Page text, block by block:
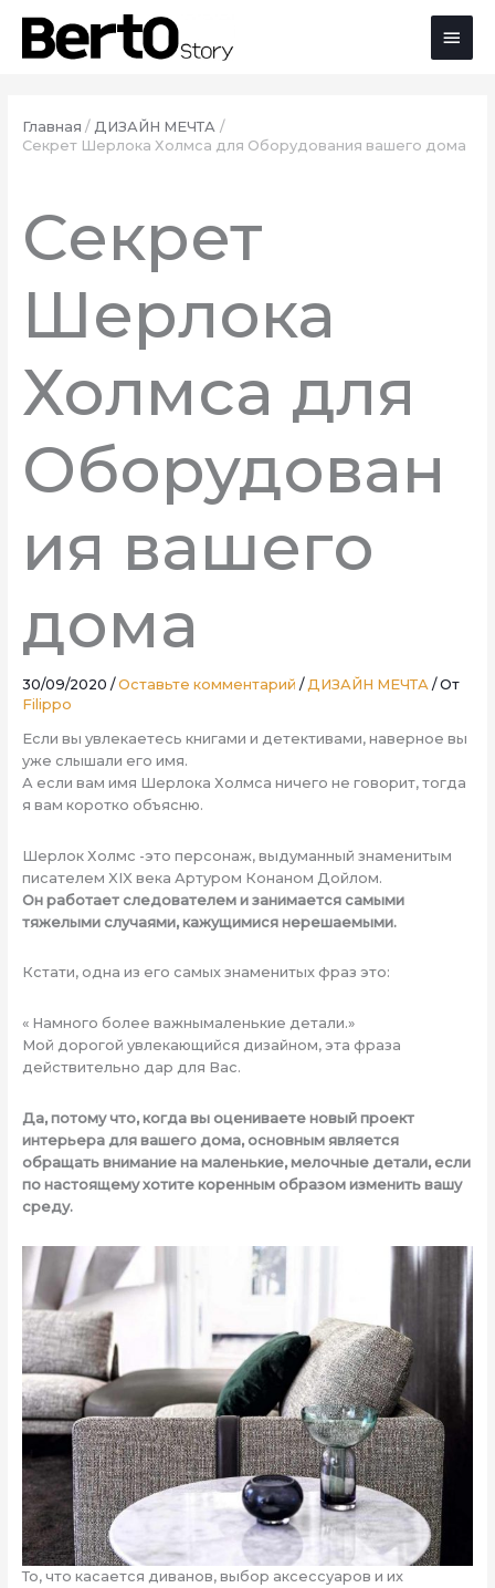
содержимому
навигации
содержимому
Главная
ДИЗАЙН МЕЧТА
Секрет Шерлока Холмса для Оборудования вашего дома
Секрет
Шерлока
Холмса для
Оборудован
ия вашего
дома
30/09/2020 /Оставьте комментарий / ДИЗАЙН МЕЧТА / От
Filippo
Если вы увлекаетесь книгами и детективами, наверное вы
уже слышали его имя.
А если вам имя Шерлока Холмса ничего не говорит, тогда
я вам коротко объясню.
Шерлок Холмс -это персонаж, выдуманный знаменитым
писателем XIX века Артуром Конаном Дойлом.
Он работает следователем и занимается самыми
тяжелыми случаями, кажущимися нерешаемыми.
Кстати, одна из его самых знаменитых фраз это:
« Намного более важнымаленькие детали.»
Мой дорогой увлекающийся дизайном, эта фраза
действительно дар для Вас.
Да, потому что, когда вы оцениваете новый проект
интерьера для вашего дома, основным является
обращать внимание на маленькие, мелочные детали, если
по настоящему хотите коренным образом изменить вашу
среду.
То, что касается диванов, выбор аксессуаров и их